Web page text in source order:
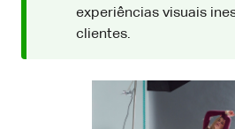
experiências visuais
clientes.